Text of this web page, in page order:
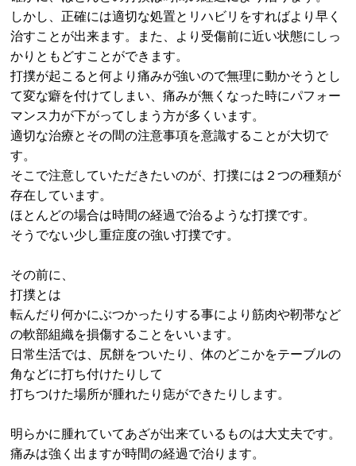
しかし、正確には適切な処置とリハビリをすればより早く
治すことが出来ます。また、より受傷前に近い状態にしっ
かりともどすことができます。
打撲が起こると何より痛みが強いので無理に動かそうとし
て変な癖を付けてしまい、痛みが無くなった時にパフォー
マンス力が下がってしまう方が多くいます。
適切な治療とその間の注意事項を意識することが大切で
す。
そこで注意していただきたいのが、打撲には２つの種類が
存在しています。
ほとんどの場合は時間の経過で治るような打撲です。
そうでない少し重症度の強い打撲です。
その前に、
打撲とは
転んだり何かにぶつかったりする事により筋肉や靭帯など
の軟部組織を損傷することをいいます。
日常生活では、尻餅をついたり、体のどこかをテーブルの
角などに打ち付けたりして
打ちつけた場所が腫れたり痣ができたりします。
明らかに腫れていてあざが出来ているものは大丈夫です。
痛みは強く出ますが時間の経過で治ります。